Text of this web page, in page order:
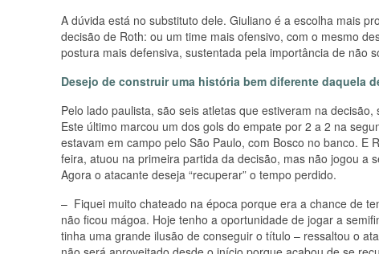
A dúvida está no substituto dele. Giuliano é a escolha mais
decisão de Roth: ou um time mais ofensivo, com o mesmo
postura mais defensiva, sustentada pela importância de não
Desejo de construir uma história bem diferente daquela
Pelo lado paulista, são seis atletas que estiveram na
Este último marcou um dos gols do empate por 2 a 2 na
estavam em campo pelo São Paulo, com Bosco no banco.
feira, atuou na primeira partida da decisão, mas não jogou a
Agora o atacante deseja “recuperar” o tempo perdido.
– Fiquei muito chateado na época porque era a chance de
não ficou mágoa. Hoje tenho a oportunidade de jogar a
tinha uma grande ilusão de conseguir o título – ressaltou o